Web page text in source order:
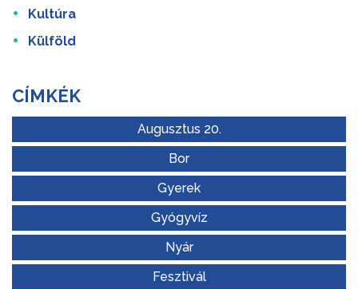
Kultúra
Külföld
CÍMKÉK
Augusztus 20.
Bor
Gyerek
Gyógyvíz
Nyár
Fesztivál